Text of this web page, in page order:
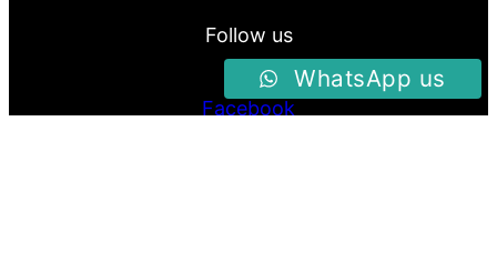
Follow us
Facebook
WhatsApp us